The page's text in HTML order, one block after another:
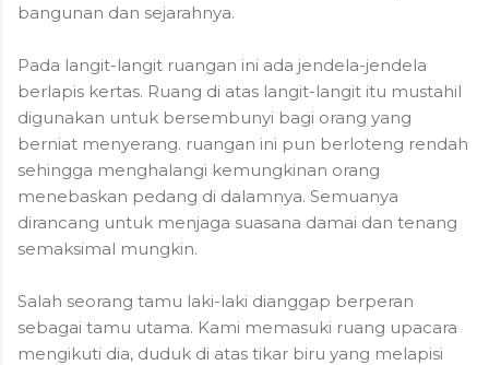
bangunan dan sejarahnya.
Pada langit-langit ruangan ini ada jendela-jendela
berlapis kertas. Ruang di atas langit-langit itu mustahil
digunakan untuk bersembunyi bagi orang yang
berniat menyerang. ruangan ini pun berloteng rendah
sehingga menghalangi kemungkinan orang
menebaskan pedang di dalamnya. Semuanya
dirancang untuk menjaga suasana damai dan tenang
semaksimal mungkin.
Salah seorang tamu laki-laki dianggap berperan
sebagai tamu utama. Kami memasuki ruang upacara
mengikuti dia, duduk di atas tikar biru yang melapisi